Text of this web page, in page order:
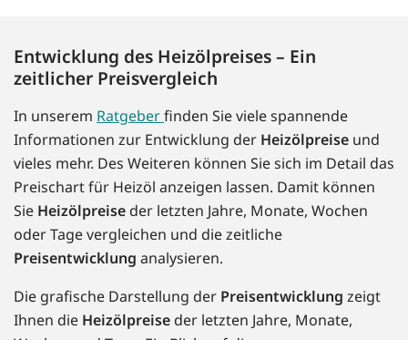
Entwicklung des Heizölpreises – Ein
zeitlicher Preisvergleich
In unserem Ratgeberfinden Sie viele spannende
Informationen zur Entwicklung der Heizölpreise und
vieles mehr. Des Weiteren können Sie sich im Detail das
Preischart für Heizöl anzeigen lassen. Damit können
Sie Heizölpreise der letzten Jahre, Monate, Wochen
oder Tage vergleichen und die zeitliche
Preisentwicklung analysieren.
Die grafische Darstellung der Preisentwicklung zeigt
Ihnen die Heizölpreise der letzten Jahre, Monate,